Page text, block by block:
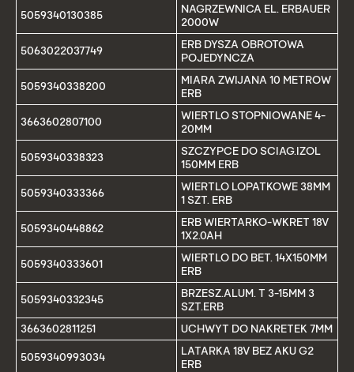
5059340130385
NAGRZEWNICA EL. ERBAUER
2000W
5063022037749
ERB DYSZA OBROTOWA
POJEDYNCZA
5059340338200
MIARA ZWIJANA 10 METROW
ERB
3663602807100
WIERTLO STOPNIOWANE 4-
20MM
5059340338323
SZCZYPCE DO SCIAG.IZOL
150MM ERB
5059340333366
WIERTLO LOPATKOWE 38MM
1 SZT. ERB
5059340448862
ERB WIERTARKO-WKRET 18V
1X2.0AH
5059340333601
WIERTLO DO BET. 14X150MM
ERB
5059340332345
BRZESZ.ALUM. T 3-15MM 3
SZT.ERB
3663602811251
UCHWYT DO NAKRETEK 7MM
5059340993034
LATARKA 18V BEZ AKU G2
ERB